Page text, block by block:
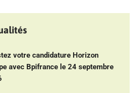
votre candidature Horizon
avec Bpifrance le 24 septembre